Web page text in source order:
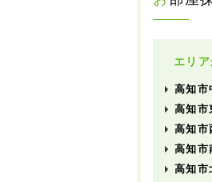
エリ
高知市
高知市
高知市
高知市
高知市